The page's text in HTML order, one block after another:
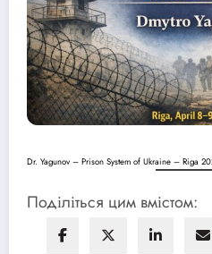
Dr. Yagunov – Prison System of Ukraine – Riga
Поділіться цим вмістом: